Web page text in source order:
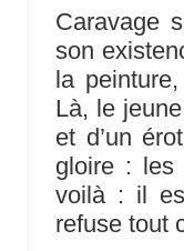
Caravage
son
la
Là, le
et d’un
gloire : les
voilà : il
refuse tout